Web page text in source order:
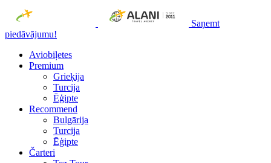
Saņemt
piedāvājumu!
Aviobiļetes
Premium
Grieķija
Turcija
Ēģipte
Recommend
Bulgārija
Turcija
Ēģipte
Čarteri